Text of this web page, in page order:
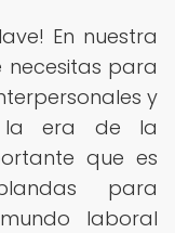
En nuestra
para
y
la era de la
que es
para
laboral